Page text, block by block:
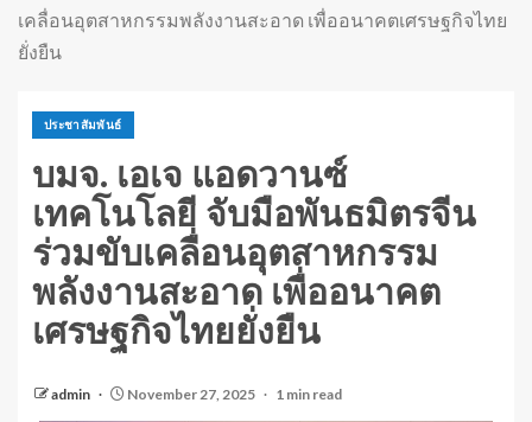
เคลื่อนอุตสาหกรรมพลังงานสะอาด เพื่ออนาคตเศรษฐกิจไทย
ยั่งยืน
ประชาสัมพันธ์
บมจ. เอเจ แอดวานซ์
เทคโนโลยี จับมือพันธมิตรจีน
ร่วมขับเคลื่อนอุตสาหกรรม
พลังงานสะอาด เพื่ออนาคต
เศรษฐกิจไทยยั่งยืน
admin November 27, 2025 1 min read